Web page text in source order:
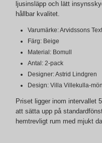
ljusinsläpp och lätt
hållbar kvalitet.
Varumärke: Arvidssons
Färg: Beige
Material: Bomull
Antal: 2-pack
Designer: Astrid Lindgren
Design: Villa Villekulla-
Priset ligger inom intervallet
att sätta upp på
hemtrevligt rum med mjukt